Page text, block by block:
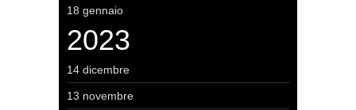
18 gennaio
2023
14 dicembre
13 novembre